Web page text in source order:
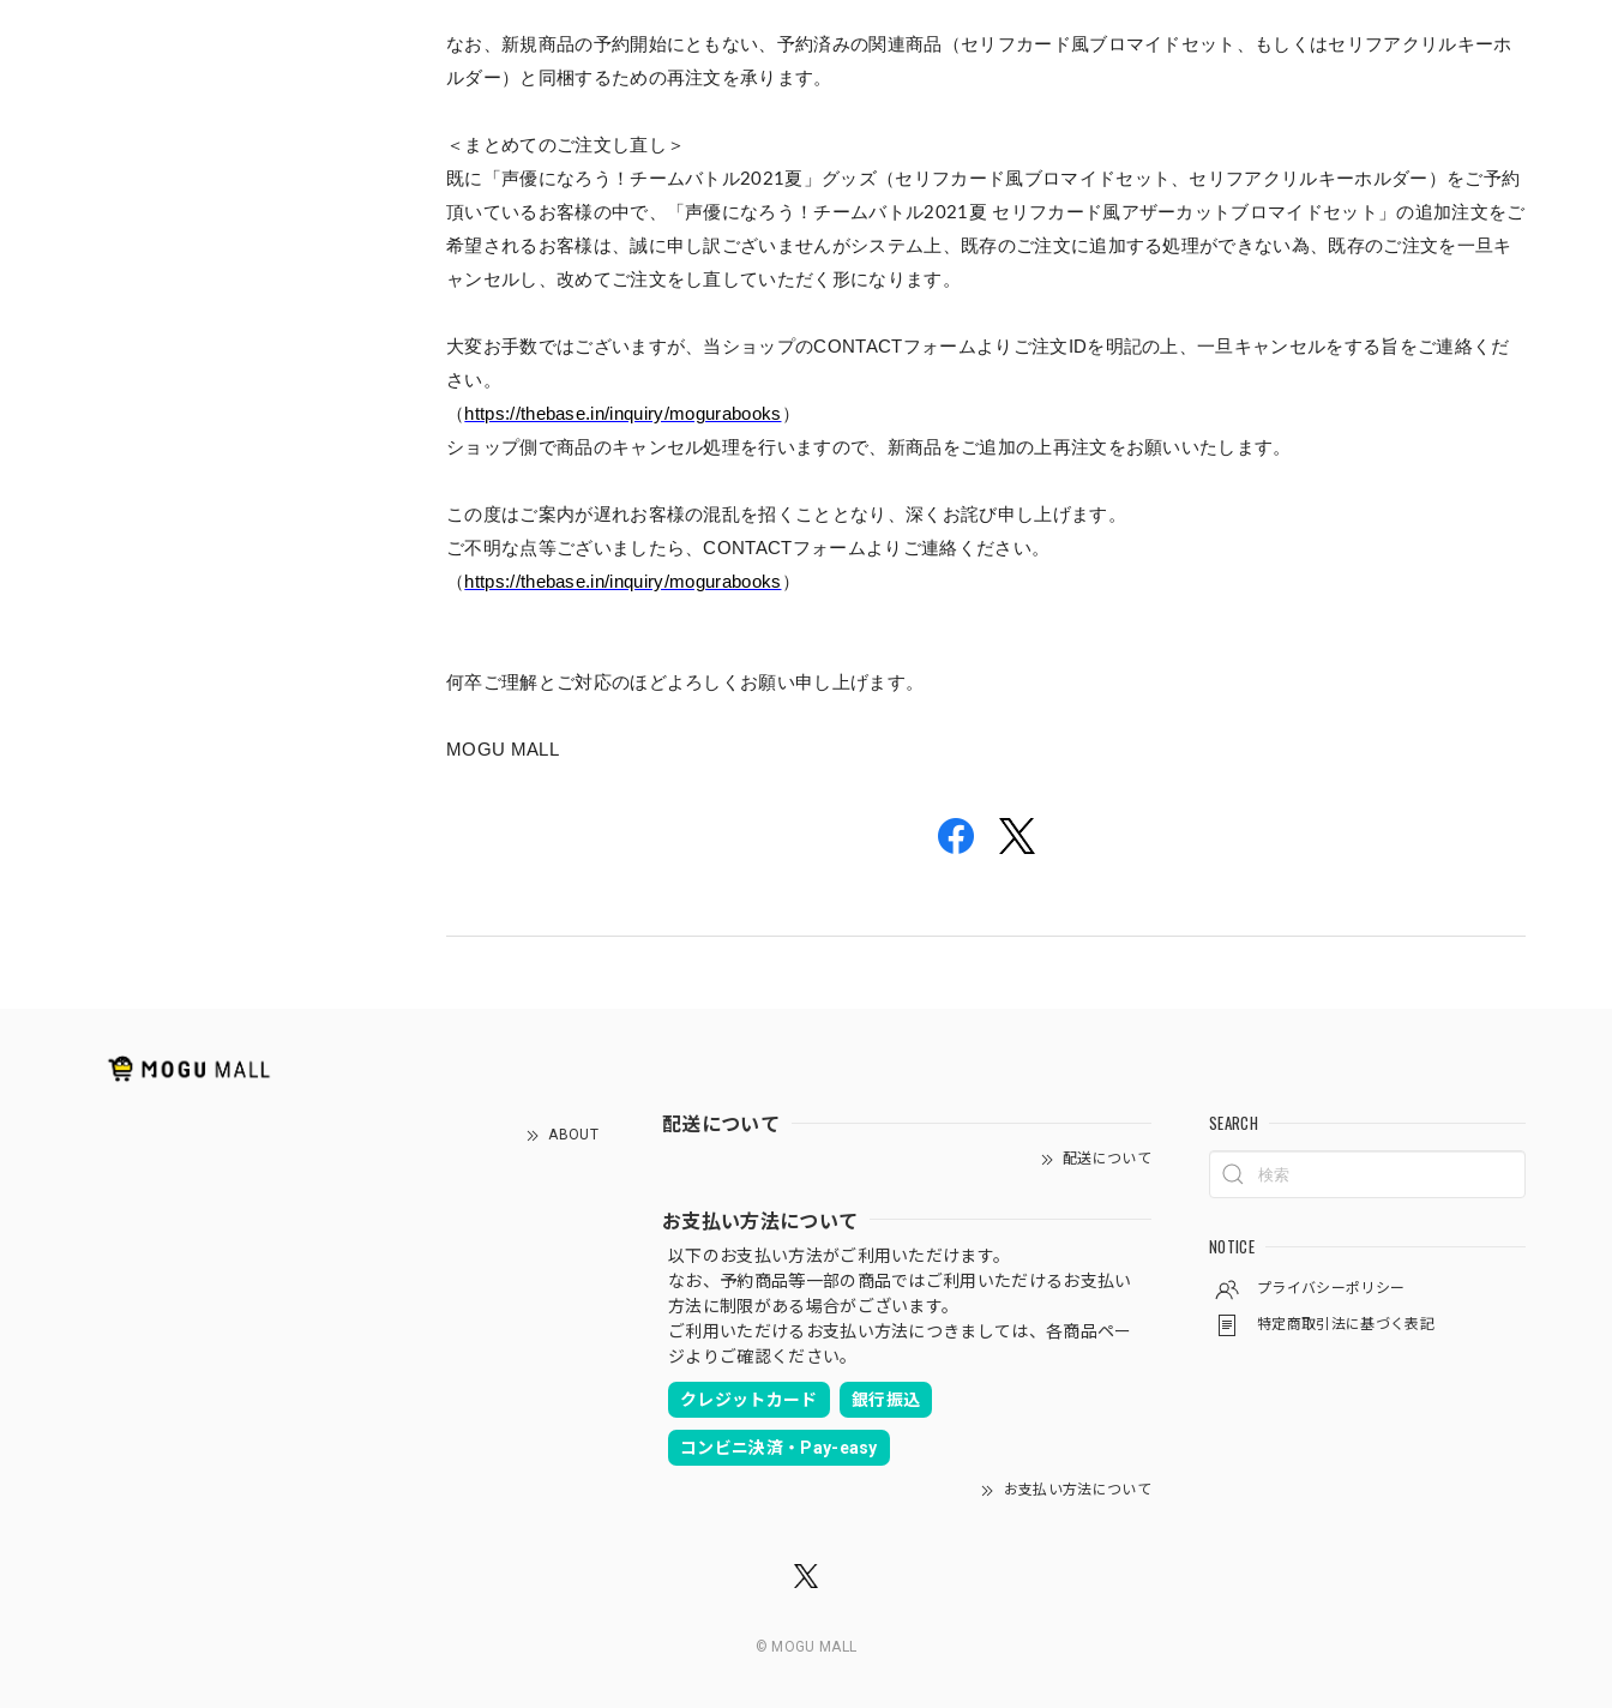
なお、新規商品の予約開始にともない、予約済みの関連商品（セリフカード風ブロマイドセット、もしくはセリフアクリルキーホ
ルダー）と 同梱するための再注文を承ります。
＜まとめてのご注文し直し ＞
既に「 声優になろう！チームバトル2021夏」グッズ （セリフカード風ブロマイドセット、セリフアクリルキーホルダー）をご予約
頂いているお客様の中で、「声優になろう！チームバトル2021 夏 セリフカード風アザーカットブロマイドセット」の追加注文をご
希望されるお客様は、誠に申し訳ございませんがシステム上、既存のご注文に追加する処理ができない為
既存のご注文を一旦キ
ャンセルし、改めてご注文をし直していただく形になります。
大変お手数ではございますが、当ショップのCONTACTフォームよりご注文 IDを明記の上、一旦キャンセルをする旨をご連絡くだ
さい。
（ https://thebase.in/inquiry/mogurabooks ）
ショップ側で商品のキャンセル処理を行いますので、新商品をご追加の上再注文をお願いいたします。
この度はご案内が遅れお客様の混乱を招くこととなり、深くお詫び申し上げます。
ご不明な点等ございましたら、CONTACTフォームよりご連絡ください。
（ https://thebase.in/inquiry/mogurabooks ）
何卒ご理解とご対応のほどよろしくお願い申し上げます。
MOGU MALL
ABOUT 配送について
配送について
お支払い方法について
以下のお支払い方法がご利用いただけます。
なお、予約商品等一部の商品ではご利用いただけるお支払い
方法に制限がある場合がございます。
ご利用いただけるお支払い方法につきましては、各商品ペー
ジよりご確認ください。
クレジットカード 銀行振込
コンビニ決済・Pay-easy
お支払い方法について
SEARCH
NOTICE
プライバシーポリシー
特定商取引法に基づく表記
© MOGU MALL